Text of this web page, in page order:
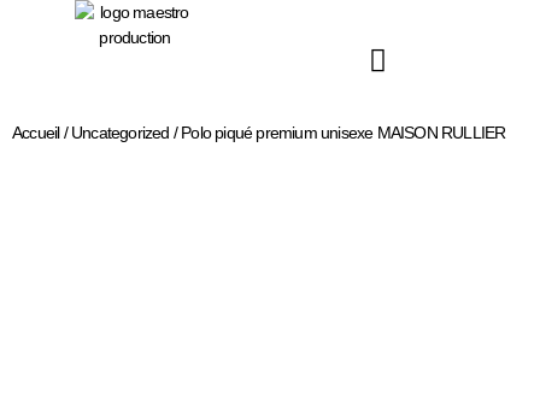
Accueil/Uncategorized / Polo piqué premium unisexe MAISON RULLIER